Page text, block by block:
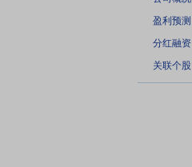
盈利预测
分红融资
关联个股